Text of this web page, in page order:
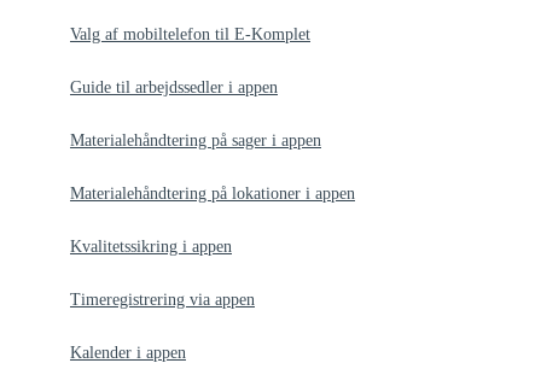
Valg af mobiltelefon til E-Komplet
Guide til arbejdssedler i appen
Materialehåndtering på sager i appen
Materialehåndtering på lokationer i appen
Kvalitetssikring i appen
Timeregistrering via appen
Kalender i appen